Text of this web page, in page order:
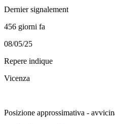
Dernier signalement
456 giorni fa
08/05/25
Repere indique
Vicenza
Posizione approssimativa -